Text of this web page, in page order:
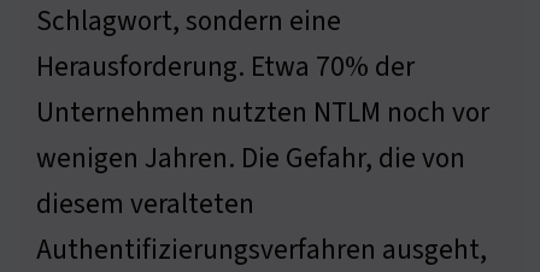
Schlagwort, sondern eine
Herausforderung. Etwa 70% der
Unternehmen nutzten NTLM noch vor
wenigen Jahren. Die Gefahr, die von
diesem veralteten
Authentifizierungsverfahren ausgeht,